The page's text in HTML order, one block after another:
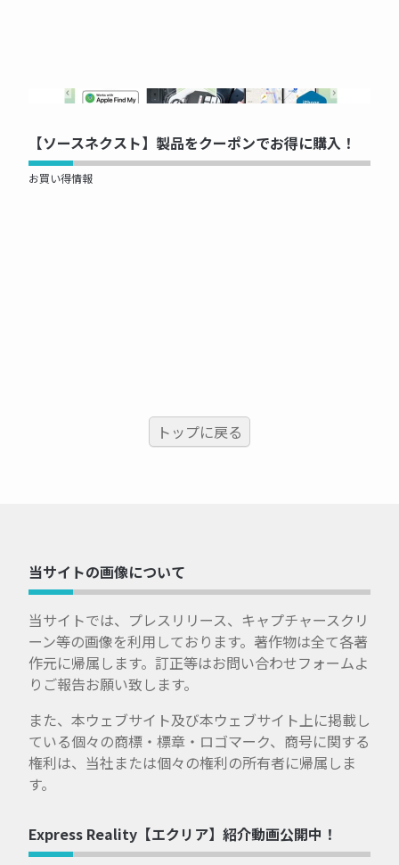
NOW PRINTING...
【ソースネクスト】製品をクーポンでお得に購入！
お買い得情報
トップに戻る
当サイトの画像について
当サイトでは、プレスリリース、キャプチャースクリ
ーン等の画像を利用しております。著作物は全て各著
作元に帰属します。訂正等はお問い合わせフォームよ
りご報告お願い致します。
また、本ウェブサイト及び本ウェブサイト上に掲載し
ている個々の商標・標章・ロゴマーク、商号に関する
権利は、当社または個々の権利の所有者に帰属しま
す。
Express Reality【エクリア】紹介動画公開中！